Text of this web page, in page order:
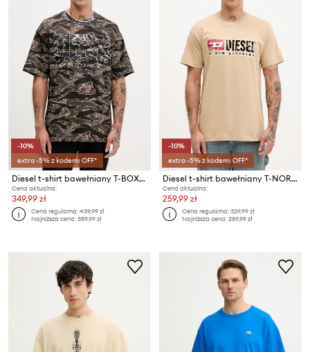
-10%
extra -5% z kodem: OFF*
Diesel t-shirt bawełniany T-BOXT-T22
Cena aktualna:
349,99 zł
Cena regularna:439,99 zł
Najniższa cena:389,99 zł
-10%
extra -5% z kodem: OFF*
Diesel t-shirt bawełniany T-NORM-T6
Cena aktualna:
259,99 zł
Cena regularna:329,99 zł
Najniższa cena:289,99 zł